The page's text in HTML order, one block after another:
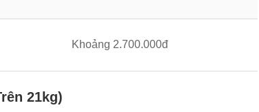
Khoảng 2.700.000đ
21kg)